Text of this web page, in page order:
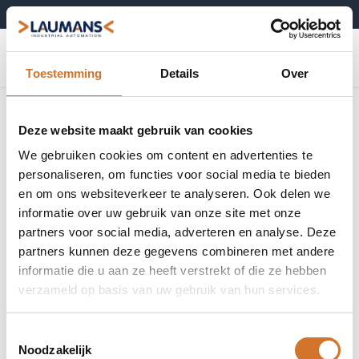
Toestemming Details Over
Deze website maakt gebruik van cookies
We gebruiken cookies om content en advertenties te
personaliseren, om functies voor social media te bieden
en om ons websiteverkeer te analyseren. Ook delen we
informatie over uw gebruik van onze site met onze
partners voor social media, adverteren en analyse. Deze
partners kunnen deze gegevens combineren met andere
informatie die u aan ze heeft verstrekt of die ze hebben
verzameld op basis van uw gebruik van hun services.
Noodzakelijk
0